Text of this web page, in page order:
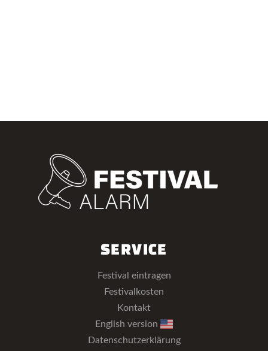
SERVICE
Festival eintragen
Festivalkosten
Kontakt
English version
Datenschutzerklärung